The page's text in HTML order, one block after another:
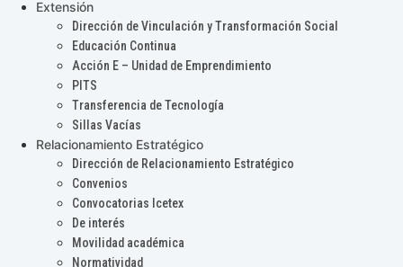
Extensión
Dirección de Vinculación y Transformación Social
Educación Continua
Acción E – Unidad de Emprendimiento
PITS
Transferencia de Tecnología
Sillas Vacías
Relacionamiento Estratégico
Dirección de Relacionamiento Estratégico
Convenios
Convocatorias Icetex
De interés
Movilidad académica
Normatividad